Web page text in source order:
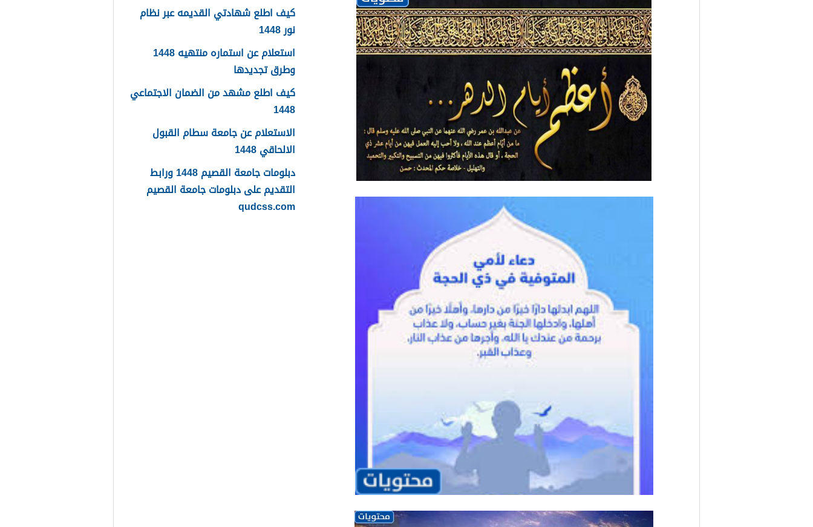
كيف اطلع شهادتي القديمه عبر نظام
نور 1448
استعلام عن استماره منتهيه 1448
وطرق تجديدها
كيف اطلع مشهد من الضمان الاجتماعي
1448
الاستعلام عن جامعة سطام القبول
الالحاقي 1448
دبلومات جامعة القصيم 1448 ورابط
التقديم على دبلومات جامعة القصيم
qudcss.com